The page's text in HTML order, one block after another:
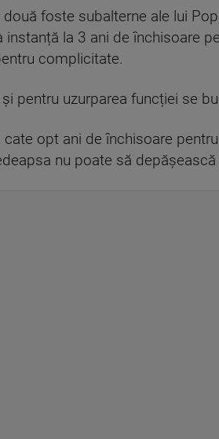
foste subalterne ale lui
la 3 ani de închisoare
complicitate.
pentru uzurparea funcției se
opt ani de închisoare
nu poate să depășească